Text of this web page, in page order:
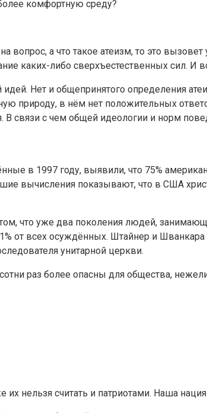
комфортную среду?
вопрос, а что такое атеизм, то это
каких-либо сверхъестественных сил. И
Нет и общепринятого определения
природу, в нём нет положительных
В связи с чем общей идеологии и норм
в 1997 году, выявили, что 75%
вычисления показывают, что в США
что уже два поколения людей,
от всех осуждённых. Штайнер и
унитарной церкви.
раз более опасны для общества, нежели
их нельзя считать и патриотами. Наша